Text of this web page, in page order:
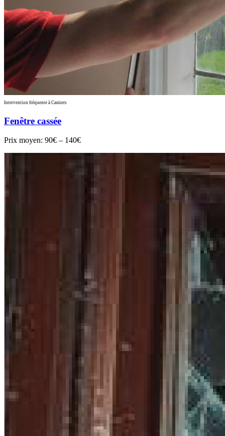
Intervention fréquente à Camiers
Fenêtre cassée
Prix moyen: 90€ – 140€